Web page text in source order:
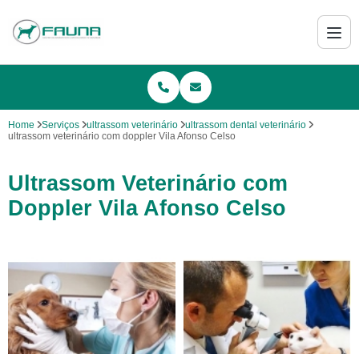
Home Serviços ultrassom veterinário
ultrassom dental veterinário
ultrassom veterinário com doppler Vila Afonso Celso
Ultrassom Veterinário com
Doppler Vila Afonso Celso